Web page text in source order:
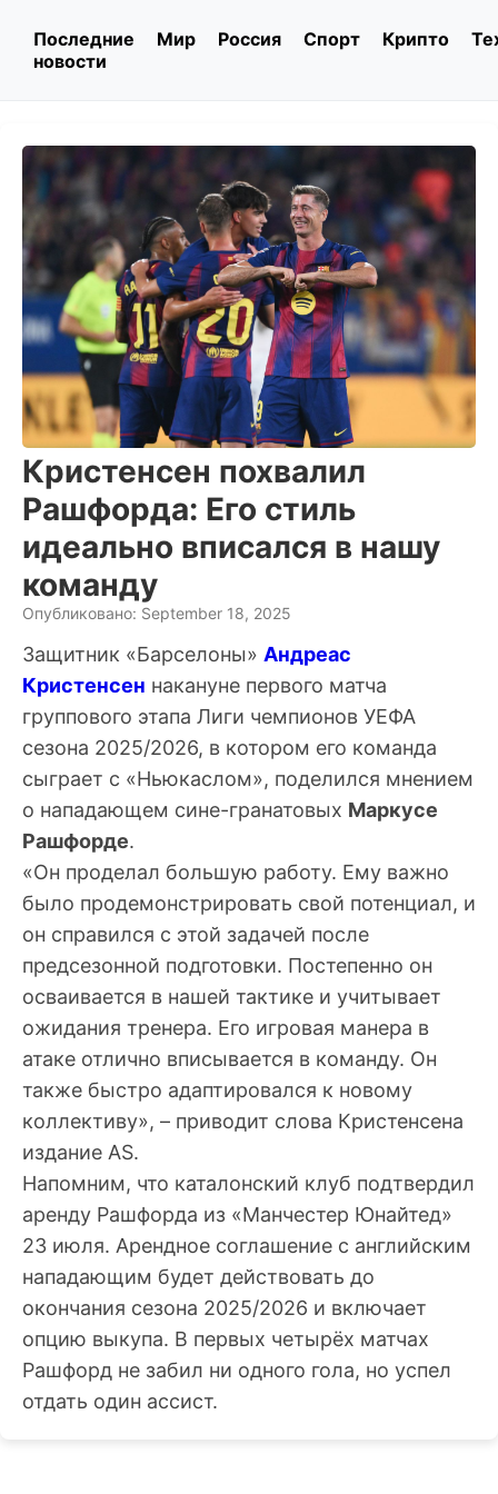
Последние
новости
Мир Россия Спорт Крипто
Кристенсен похвалил
Рашфорда: Его стиль
идеально вписался в нашу
команду
Опубликовано: September 18, 2025
Защитник «Барселоны» Андреас
Кристенсен накануне первого матча
группового этапа Лиги чемпионов УЕФА
сезона 2025/2026, в котором его команда
сыграет с «Ньюкаслом», поделился мнением
о нападающем сине-гранатовых Маркусе
Рашфорде.
«Он проделал большую работу. Ему важно
было продемонстрировать свой потенциал, и
он справился с этой задачей после
предсезонной подготовки. Постепенно он
осваивается в нашей тактике и учитывает
ожидания тренера. Его игровая манера в
атаке отлично вписывается в команду. Он
также быстро адаптировался к новому
коллективу», – приводит слова Кристенсена
издание AS.
Напомним, что каталонский клуб подтвердил
аренду Рашфорда из «Манчестер Юнайтед»
23 июля. Арендное соглашение с английским
нападающим будет действовать до
окончания сезона 2025/2026 и включает
опцию выкупа. В первых четырёх матчах
Рашфорд не забил ни одного гола, но успел
отдать один ассист.